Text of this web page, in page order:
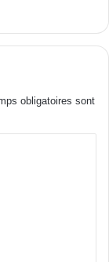
obligatoires sont